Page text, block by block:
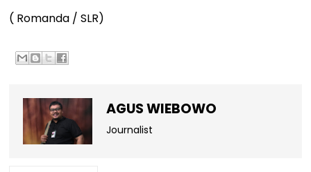
( Romanda / SLR)
AGUS WIEBOWO
Journalist